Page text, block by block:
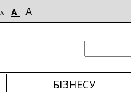
A A A
БІЗНЕСУ